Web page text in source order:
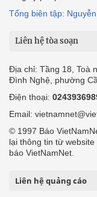
Tổng biên tập:
Liên hệ tòa soạn
Địa chỉ: Tầng 18, Toà
Đình Nghệ, phường
Điện thoại:
Email:
© 1997 Báo
lại thông tin từ
báo VietNamNet.
Liên hệ quảng cáo